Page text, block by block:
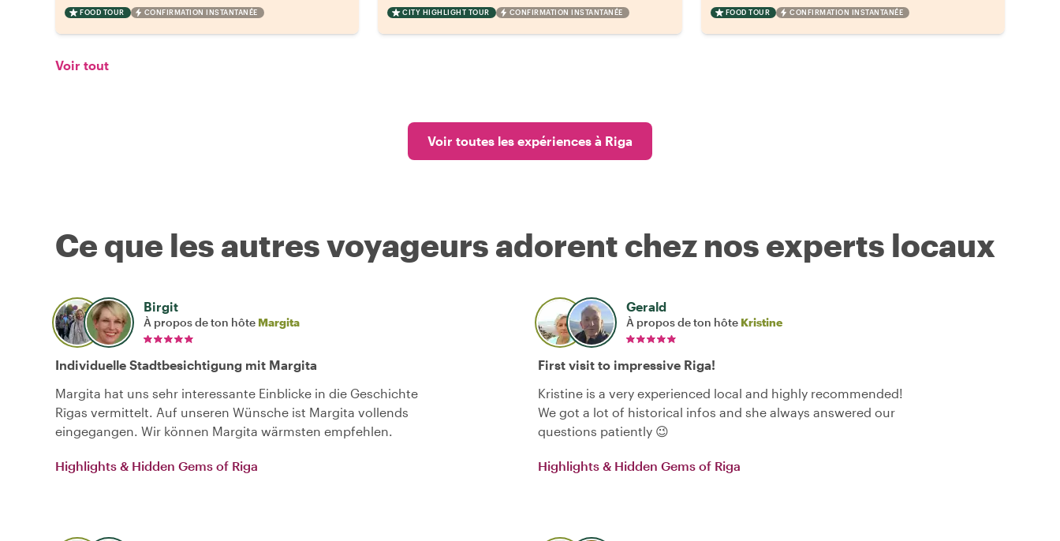
FOOD TOUR CONFIRMATION INSTANTANÉE CITY HIGHLIGHT TOUR CONFIRMATION INSTANTANÉE FOOD TOUR CONFIRMATION INSTANTANÉE
Voir tout
Voir toutes les expériences à Riga
Ce que les autres voyageurs adorent chez nos experts locaux
Birgit
À propos de ton hôte Margita
Individuelle Stadtbesichtigung mit Margita
Margita hat uns sehr interessante Einblicke in die Geschichte
Rīgas vermittelt. Auf unseren Wünsche ist Margita vollends
eingegangen. Wir können Margita wärmsten empfehlen.
Highlights & Hidden Gems of Riga
Gerald
À propos de ton hôte Kristine
First visit to impressive Riga!
Kristine is a very experienced local and highly recommended!
We got a lot of historical infos and she always answered our
questions patiently 😉
Highlights & Hidden Gems of Riga